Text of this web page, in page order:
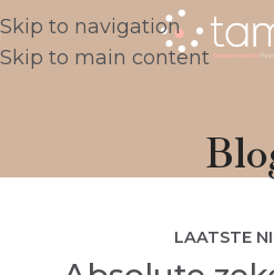
Skip to navigation
Skip to main content
LAATSTE